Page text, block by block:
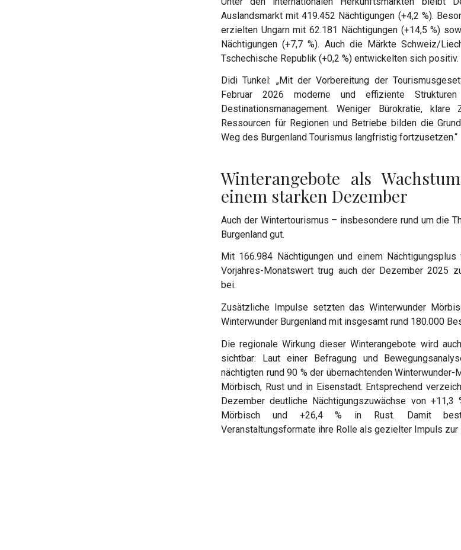
Auslandsmarkt mit 419.452 Nächtigungen (+4,2 %).
erzielten Ungarn mit 62.181 Nächtigungen (+14,5 %)
Nächtigungen (+7,7 %). Auch die Märkte Schweiz/
Tschechische Republik (+0,2 %) entwickelten sich positiv.
Didi Tunkel: „Mit der Vorbereitung der
Februar 2026 moderne und effiziente
Destinationsmanagement. Weniger Bürokratie, klare
Ressourcen für Regionen und Betriebe bilden die
Weg des Burgenland Tourismus langfristig fortzusetzen.“
Winterangebote als
einem starken Dezember
Auch der Wintertourismus – insbesondere rund um die
Burgenland gut.
Mit 166.984 Nächtigungen und einem
Vorjahres-Monatswert trug auch der Dezember 2025
bei.
Zusätzliche Impulse setzten das Winterwunder
Winterwunder Burgenland mit insgesamt rund 180.000
Die regionale Wirkung dieser Winterangebote wird
sichtbar: Laut einer Befragung und
nächtigten rund 90 % der übernachtenden
Mörbisch, Rust und in Eisenstadt. Entsprechend
Dezember deutliche Nächtigungszuwächse von
Mörbisch und +26,4 % in Rust. Damit
Veranstaltungsformate ihre Rolle als gezielter Impuls zur